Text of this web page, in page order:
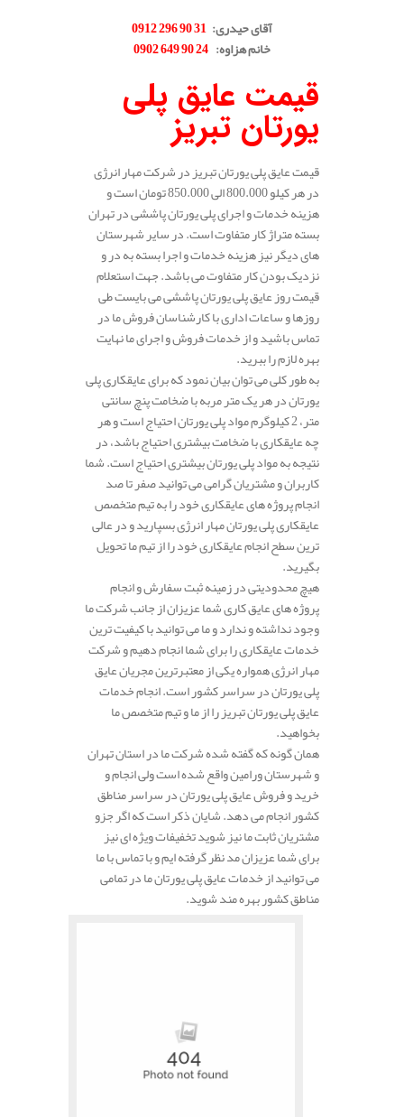
آقای حیدری: 31 90 296 0912
خانم هزاوه: 24 90 649 0902
قیمت عایق پلی
یورتان تبریز
قیمت عایق پلی یورتان تبریز در شرکت مهار انرژی
در هر کیلو 800.000 الی 850.000 تومان است و
هزینه خدمات و اجرای پلی یورتان پاششی در تهران
بسته متراژ کار متفاوت است. در سایر شهرستان
های دیگر نیز هزینه خدمات و اجرا بسته به در و
نزدیک بودن کار متفاوت می باشد. جهت استعلام
قیمت روز عایق پلی یورتان پاششی می بایست طی
روزها و ساعات اداری با کارشناسان فروش ما در
تماس باشید و از خدمات فروش و اجرای ما نهایت
بهره لازم را ببرید.
به طور کلی می توان بیان نمود که برای عایقکاری پلی
یورتان در هر یک متر مربه با ضخامت پنچ سانتی
متر، 2 کیلوگرم مواد پلی یورتان احتیاج است و هر
چه عایقکاری با ضخامت بیشتری احتیاج باشد، در
نتیجه به مواد پلی یورتان بیشتری احتیاج است. شما
کاربران و مشتریان گرامی می توانید صفر تا صد
انجام پروژه های عایقکاری خود را به تیم متخصص
عایقکاری پلی یورتان مهار انرژی بسپارید و در عالی
ترین سطح انجام عایقکاری خود را از تیم ما تحویل
بگیرید.
هیچ محدودیتی در زمینه ثبت سفارش و انجام
پروژه های عایق کاری شما عزیزان از جانب شرکت ما
وجود نداشته و ندارد و ما می توانید با کیفیت ترین
خدمات عایقکاری را برای شما انجام دهیم و شرکت
مهار انرژی همواره یکی از معتبرترین مجریان عایق
پلی یورتان در سراسر کشور است. انجام خدمات
عایق پلی یورتان تبریز را از ما و تیم متخصص ما
بخواهید.
همان گونه که گفته شده شرکت ما در استان تهران
و شهرستان ورامین واقع شده است ولی انجام و
خرید و فروش عایق پلی یورتان در سراسر مناطق
کشور انجام می دهد. شایان ذکر است که اگر جزو
مشتریان ثابت ما نیز شوید تخفیفات ویژه ای نیز
برای شما عزیزان مد نظر گرفته ایم و با تماس با ما
می توانید از خدمات عایق پلی یورتان ما در تمامی
مناطق کشور بهره مند شوید.